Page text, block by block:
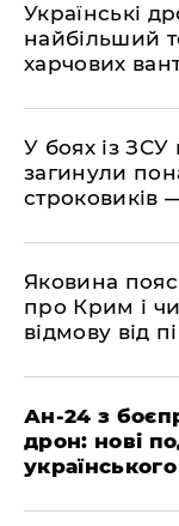
​Українські
найбільший
харчових
​У боях із ЗСУ
загинули
строковиків
​Яковина
про Крим і
відмову від
​Ан-24 з
дрон: нові